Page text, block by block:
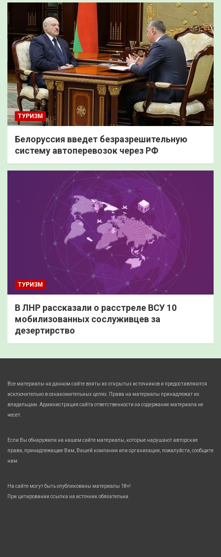
ТУРИЗМ
Белоруссия введет безразрешительную
систему автоперевозок через РФ
ТУРИЗМ
В ЛНР рассказали о расстреле ВСУ 10
мобилизованных сослуживцев за
дезертирство
Все материалы на данном сайте взяты из открытых источников и предоставляются
исключительно в ознакомительных целях. Права на материалы принадлежат их
владельцам. Администрация сайта ответственности за содержание материала не
несет.
Если Вы обнаружили на нашем сайте материалы, которые нарушают авторские
права, принадлежащие Вам, Вашей компании или организации, пожалуйста, сообщите
нам.
На сайте могут быть опубликованы материалы 18+!
При цитировании ссылка на источник обязательна.